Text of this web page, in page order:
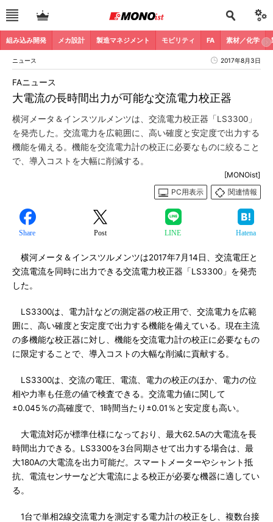
組み込み開発 メカ設計 製造マネジメント モビリティ FA 素材／化学
ニュース 2017年8月3日
大電流の長時間出力が可能な交流電力校正器
FAニュース
横河メータ＆インスツルメンツは、交流電力校正器「LS3300」
を発売した。交流電力を広範囲に、高い確度と安定度で出力する
機能を備える。機能を交流電力計の校正に必要なものに絞ること
で、導入コストを大幅に削減する。
[MONOist]
PC用表示
関連情報
Share Post LINE Hatena
横河メータ＆インスツルメンツは2017年7月14日、交流電圧と
交流電流を同時に出力できる交流電力校正器「LS3300」を発売
した。
LS3300は、電力計などの測定器の校正用で、交流電力を広範
囲に、高い確度と安定度で出力する機能を備えている。現在主流
の多機能な校正器に対し、機能を交流電力計の校正に必要なもの
に限定することで、導入コストの大幅な削減に貢献する。
LS3300は、交流の電圧、電流、電力の校正のほか、電力の位
相や力率も任意の値で検査できる。交流電力値に関して
±0.045％の高確度で、1時間当たり±0.01％と安定度も高い。
大電流対応が標準仕様になっており、最大62.5Aの大電流を長
時間出力できる。LS3300を3台同期させて出力する場合は、最
大180Aの大電流を出力可能だ。スマートメーターやシャント抵
抗、電流センサーなど大電流による校正が必要な機器に適してい
る。
1台で単相2線交流電力を測定する電力計の校正をし、複数台接